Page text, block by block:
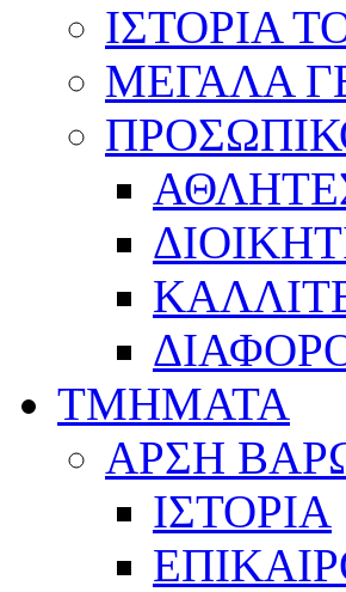
ΙΣΤΟΡΙΑ
ΜΕΓΑΛΑ
ΤΜΗΜΑΤΑ
ΑΡΣΗ
ΙΣΤΟΡΙΑ